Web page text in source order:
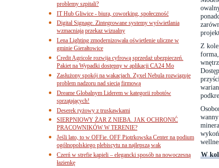
Z
W
problemy szpitali?
IT Hub Gliwice - biura, coworking, społeczność
Digital Signage. Zintegrowane systemy wyświetlania
wzmacniają przekaz wizualny
Lena Lighting zmodernizowała oświetlenie uliczne w
gminie Gierałtowice
Credit Agricole rozwija cyfrową sprzedaż ubezpieczeń.
Pakiet na Wypadki dostępny w aplikacji CA24 Mo
Zasłużony spokój na wakacjach. Zyxel Nebula rozwiązuje
problem nadzoru nad siecią firmową
Dreame Globalnym Liderem w kategorii robotów
sprzątających!
Deserek ryżowy z truskawkami
SIERPNIOWY ŻAR Z NIEBA. JAK OCHRONIĆ
PRACOWNIKÓW W TERENIE?
Jeśli lato, to w OFFie. OFF Piotrkowska Center na podium
ogólnopolskiego plebiscytu na najlepszą wak
Czerń w strefie kąpieli – elegancki sposób na nowoczesną
łazienkę